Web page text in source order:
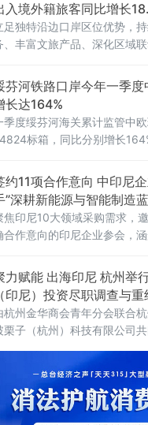
入境外籍旅客同比增长
足独特沿边口岸区位优势，
、丰富文旅产品、深化区域
，绥芬河口岸出入境外籍旅
比增长18.5%。创首季开红。
芬河铁路口岸今年一季度
长达164%
季度绥芬河海关累计监管中
标箱，同比分别增长
芬河铁路口岸实际和绥芬河自
展需求，绥芬河海关立足中欧
枢纽职能，持续完善监管作业
保障服务。同时，全面推广“
行“7×24小时”预约通关、简
约11项合作意向 中印尼
”深耕新能源与智能制造
焦印尼10大领域采购需求，
合作意向的印尼企业参会，
化与智能物流装备、新能源与
赋能 出海印尼 杭州举行中企出海
（印尼）投资尽职调查与
会
杭州金华商会青年分会联合杭
栗子（杭州）科技有限公司
与重组执行专题座谈会在杭州
举行。座谈会采用中英文双语形
导、印尼本土专家、全球咨
负责人、企业家等多方代表，